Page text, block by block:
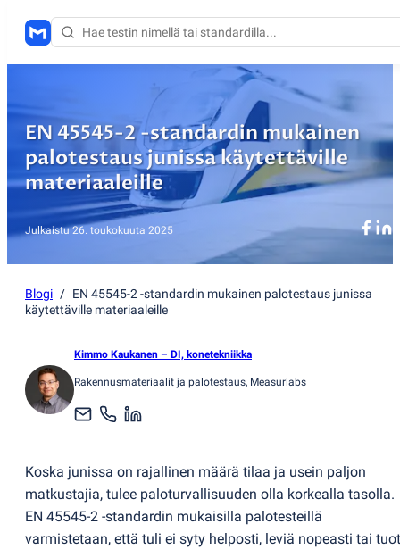
EN 45545-2 -standardin mukainen
palotestaus junissa käytettäville
materiaaleille
Julkaistu 26. toukokuuta 2025
Blogi / EN 45545-2 -standardin mukainen palotestaus junissa
käytettäville materiaaleille
Kimmo Kaukanen – DI, konetekniikka
Rakennusmateriaalit ja palotestaus, Measurlabs
Koska junissa on rajallinen määrä tilaa ja usein paljon
matkustajia, tulee paloturvallisuuden olla korkealla tasolla.
EN 45545-2 -standardin mukaisilla palotesteillä
varmistetaan, että tuli ei syty helposti, leviä nopeasti tai